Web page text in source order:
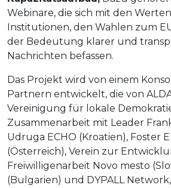
Webinare, die sich mit den
Institutionen, den Wahlen zum
der Bedeutung klarer und
Nachrichten befassen.
Das Projekt wird von einem
Partnern entwickelt, die von
Vereinigung für lokale
Zusammenarbeit mit Leader
Udruga ECHO (Kroatien), Foster
(Österreich), Verein zur
Freiwilligenarbeit Novo mesto
(Bulgarien) und DYPALL